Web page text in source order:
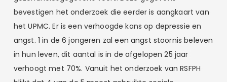
bevestigen het onderzoek die eerder is aangkaart van
het UPMC. Er is een verhoogde kans op depressie en
angst. 1 in de 6 jongeren zal een angst stoornis beleven
in hun leven, dit aantal is in de afgelopen 25 jaar
verhoogt met 70%. Vanuit het onderzoek van RSFPH